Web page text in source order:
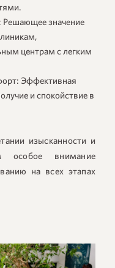
Решающее значение
центрам с легким
Эффективная
и спокойствие в
изысканности и
особое внимание
на всех этапах